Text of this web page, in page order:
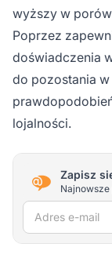
wyższy w
Poprzez
doświadczenia
do pozostania
lojalności.
Zapisz
Adres e-mail